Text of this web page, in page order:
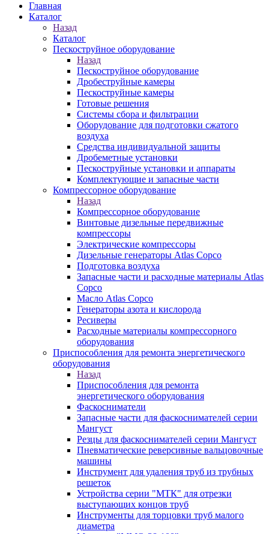
Главная
Каталог
Назад
Каталог
Пескоструйное оборудование
Назад
Пескоструйное оборудование
Дробеструйные камеры
Пескоструйные камеры
Готовые решения
Системы сбора и фильтрации
Оборудование для подготовки сжатого
воздуха
Средства индивидуальной защиты
Дробеметные установки
Пескоструйные установки и аппараты
Комплектующие и запасные части
Компрессорное оборудование
Назад
Компрессорное оборудование
Винтовые дизельные передвижные
компрессоры
Электрические компрессоры
Дизельные генераторы Atlas Copco
Подготовка воздуха
Запасные части и расходные материалы Atlas
Copco
Масло Atlas Copco
Генераторы азота и кислорода
Ресиверы
Расходные материалы компрессорного
оборудования
Приспособления для ремонта энергетического
оборудования
Назад
Приспособления для ремонта
энергетического оборудования
Фаскосниматели
Запасные части для фаскоснимателей серии
Мангуст
Резцы для фаскоснимателей серии Мангуст
Пневматические реверсивные вальцовочные
машины
Инструмент для удаления труб из трубных
решеток
Устройства серии "МТК" для отрезки
выступающих концов труб
Инструменты для торцовки труб малого
диаметра